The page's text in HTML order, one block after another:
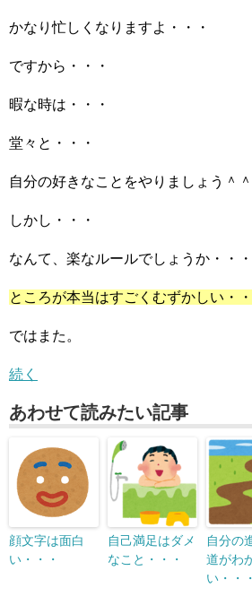
かなり忙しくなりますよ・・・
ですから・・・
暇な時は・・・
堂々と・・・
自分の好きなことをやりましょう＾＾
しかし・・・
なんて、楽なルールでしょうか・・・
ところが本当はすごくむずかしい・・
ではまた。
続く
あわせて読みたい記事
顔文字は面白
い・・・
自己満足はダメ
なこと・・・
自分の
道がわ
い・・・